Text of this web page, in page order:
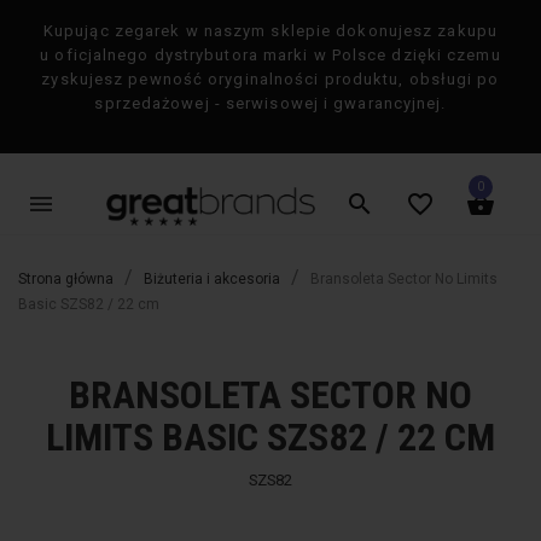
Kupując zegarek w naszym sklepie dokonujesz zakupu
u oficjalnego dystrybutora marki w Polsce dzięki czemu
zyskujesz pewność oryginalności produktu, obsługi po
sprzedażowej - serwisowej i gwarancyjnej.
menu shopping_basket
0
favorite_border
search
×
Strona główna Biżuteria i akcesoria
Bransoleta Sector No Limits
Basic SZS82 / 22 cm
BRANSOLETA SECTOR NO
LIMITS BASIC SZS82 / 22 CM
SZS82
-50% favorite_border -50%